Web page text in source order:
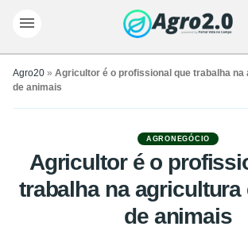
Agro20 » Agricultor é o profissional que trabalha
de animais
AGRONEGÓCIO
Agricultor é o
trabalha na agricultura
de animais